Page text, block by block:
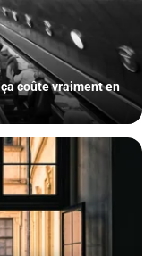
coûte vraiment en